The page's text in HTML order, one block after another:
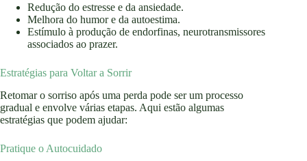
Redução do estresse e da ansiedade.
Melhora do humor e da autoestima.
Estímulo à produção de endorfinas, neurotransmissores
associados ao prazer.
Estratégias para Voltar a Sorrir
Retomar o sorriso após uma perda pode ser um processo
gradual e envolve várias etapas. Aqui estão algumas
estratégias que podem ajudar:
Pratique o Autocuidado